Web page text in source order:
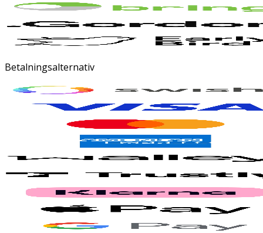
Betalningsalternativ